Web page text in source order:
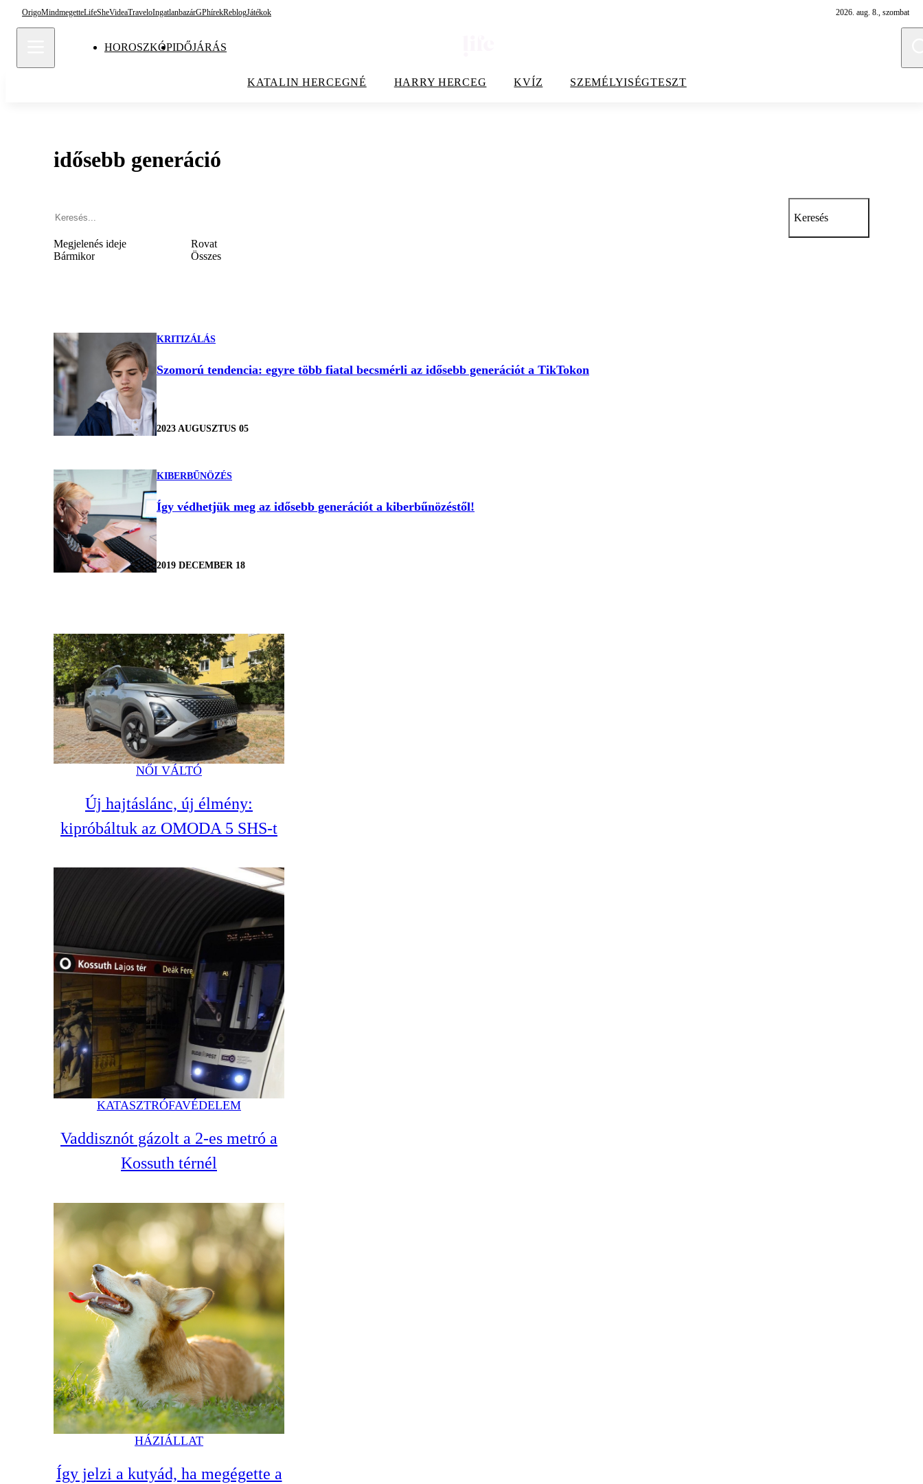
OrigoMindmegetteLifeSheVideaTraveloIngatlanbazárGPhírekReblogJátékok 2026. aug. 8., szombat
HOROSZKÓPIDŐJÁRÁS
KATALIN HERCEGNÉ HARRY HERCEG KVÍZ SZEMÉLYISÉGTESZT
idősebb generáció
Keresés
Megjelenés ideje
Bármikor
Rovat
Összes
KRITIZÁLÁS
Szomorú tendencia: egyre több fiatal becsmérli az idősebb generációt a TikTokon
2023 AUGUSZTUS 05
KIBERBŰNÖZÉS
Így védhetjük meg az idősebb generációt a kiberbűnözéstől!
2019 DECEMBER 18
NŐI VÁLTÓ
Új hajtáslánc, új élmény:
kipróbáltuk az OMODA 5 SHS-t
KATASZTRÓFAVÉDELEM
Vaddisznót gázolt a 2-es metró a
Kossuth térnél
HÁZIÁLLAT
Így jelzi a kutyád, ha megégette a